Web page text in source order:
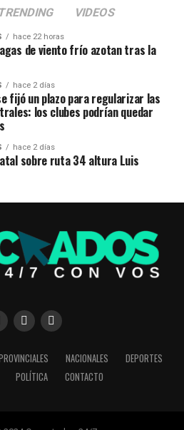
TRENDING VIDEOS
hace 22 horas
de viento frío azotan tras la
hace 2 días
fijó un plazo para regularizar las
los clubes podrían quedar
hace 2 días
sobre ruta 34 altura Luis
NACIONALES
DEPORTES
POLÍTICA CONTACTO